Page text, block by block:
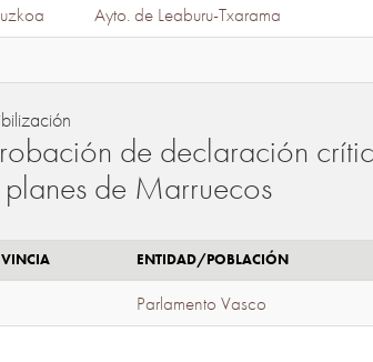
Ayto. de Leaburu-Txarama
de declaración
de Marruecos
ENTIDAD/POBLACIÓN
Parlamento Vasco